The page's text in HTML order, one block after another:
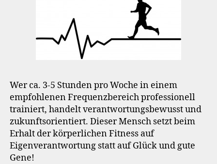
Wer ca. 3-5 Stunden pro Woche in einem
empfohlenen Frequenzbereich professionell
trainiert, handelt verantwortungsbewusst und
zukunftsorientiert. Dieser Mensch setzt beim
Erhalt der körperlichen Fitness auf
Eigenverantwortung statt auf Glück und gute
Gene!